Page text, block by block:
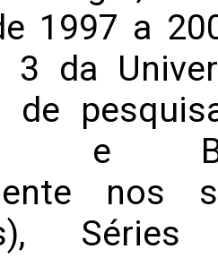
1997 a
3 da
de
e
nos